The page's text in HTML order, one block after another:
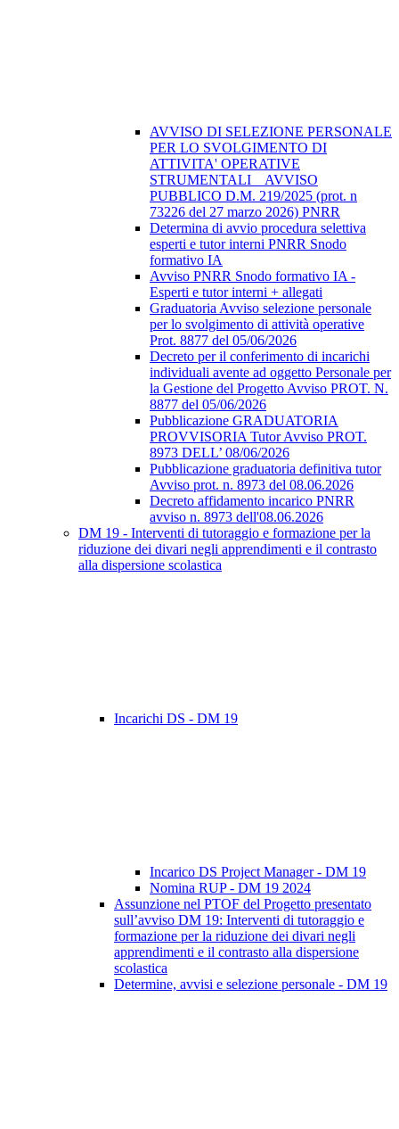
AVVISO DI SELEZIONE PERSONALE
PER LO SVOLGIMENTO DI
ATTIVITA' OPERATIVE
STRUMENTALI _ AVVISO
PUBBLICO D.M. 219/2025 (prot. n
73226 del 27 marzo 2026) PNRR
Determina di avvio procedura selettiva
esperti e tutor interni PNRR Snodo
formativo IA
Avviso PNRR Snodo formativo IA -
Esperti e tutor interni + allegati
Graduatoria Avviso selezione personale
per lo svolgimento di attività operative
Prot. 8877 del 05/06/2026
Decreto per il conferimento di incarichi
individuali avente ad oggetto Personale per
la Gestione del Progetto Avviso PROT. N.
8877 del 05/06/2026
Pubblicazione GRADUATORIA
PROVVISORIA Tutor Avviso PROT.
8973 DELL’ 08/06/2026
Pubblicazione graduatoria definitiva tutor
Avviso prot. n. 8973 del 08.06.2026
Decreto affidamento incarico PNRR
avviso n. 8973 dell'08.06.2026
DM 19 - Interventi di tutoraggio e formazione per la
riduzione dei divari negli apprendimenti e il contrasto
alla dispersione scolastica
Incarichi DS - DM 19
Incarico DS Project Manager - DM 19
Nomina RUP - DM 19 2024
Assunzione nel PTOF del Progetto presentato
sull’avviso DM 19: Interventi di tutoraggio e
formazione per la riduzione dei divari negli
apprendimenti e il contrasto alla dispersione
scolastica
Determine, avvisi e selezione personale - DM 19